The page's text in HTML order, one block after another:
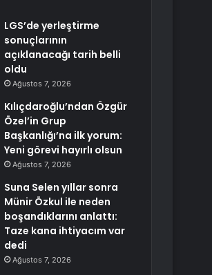
LGS’de yerleştirme
sonuçlarının
açıklanacağı tarih belli
oldu
Ağustos 7, 2026
Kılıçdaroğlu’ndan Özgür
Özel’in Grup
Başkanlığı’na ilk yorum:
Yeni görevi hayırlı olsun
Ağustos 7, 2026
Suna Selen yıllar sonra
Münir Özkul ile neden
boşandıklarını anlattı:
Taze kana ihtiyacım var
dedi
Ağustos 7, 2026